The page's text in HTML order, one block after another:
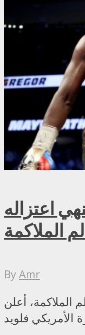
اعتزاله
الملاكمة
ByAmr
الملاكمة، أعلن